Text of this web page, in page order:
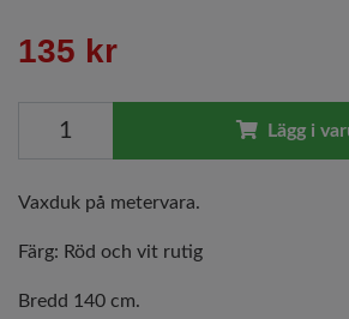
135 kr
Lägg i
Vaxduk på metervara.
Färg: Röd och vit rutig
Bredd 140 cm.